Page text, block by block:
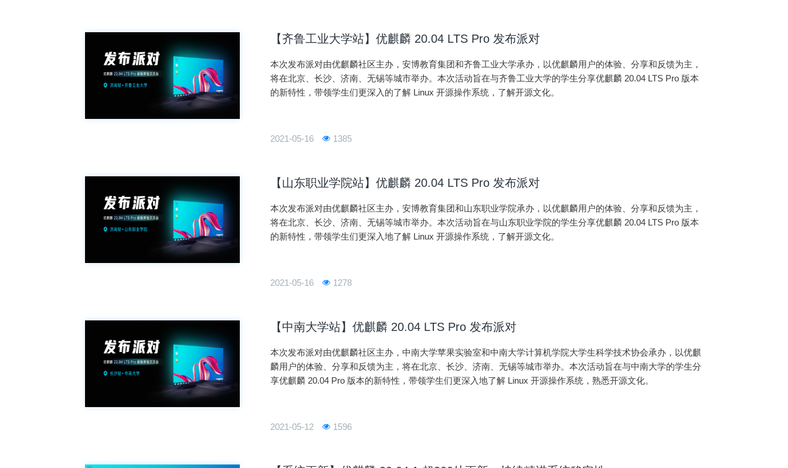
【齐鲁工业大学站】优麒麟 20.04 LTS Pro 发布派对
本次发布派对由优麒麟社区主办，安博教育集团和齐鲁工业大学承办，以优麒麟用户的体验、分享和反馈为主，
将在北京、长沙、济南、无锡等城市举办。本次活动旨在与齐鲁工业大学的学生分享优麒麟 20.04 LTS Pro 版本
的新特性，带领学生们更深入的了解 Linux 开源操作系统，了解开源文化。
2021-05-16 1385
【山东职业学院站】优麒麟 20.04 LTS Pro 发布派对
本次发布派对由优麒麟社区主办，安博教育集团和山东职业学院承办，以优麒麟用户的体验、分享和反馈为主，
将在北京、长沙、济南、无锡等城市举办。本次活动旨在与山东职业学院的学生分享优麒麟 20.04 LTS Pro 版本
的新特性，带领学生们更深入地了解 Linux 开源操作系统，了解开源文化。
2021-05-16 1278
【中南大学站】优麒麟 20.04 LTS Pro 发布派对
本次发布派对由优麒麟社区主办，中南大学苹果实验室和中南大学计算机学院大学生科学技术协会承办，以优麒
麟用户的体验、分享和反馈为主，将在北京、长沙、济南、无锡等城市举办。本次活动旨在与中南大学的学生分
享优麒麟 20.04 Pro 版本的新特性，带领学生们更深入地了解 Linux 开源操作系统，熟悉开源文化。
2021-05-12 1596